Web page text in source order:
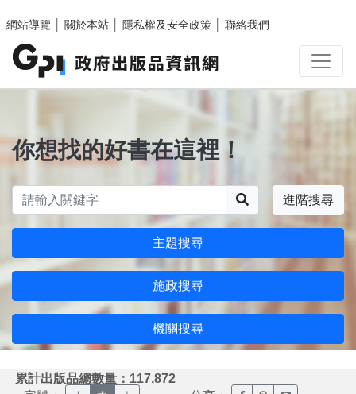
網站導覽
關於本站 隱私權及安全政策 聯絡我們
你想找的好書在這裡！
進階搜尋
主題搜尋
施政搜尋
機關搜尋
累計出版品總數量：117,872